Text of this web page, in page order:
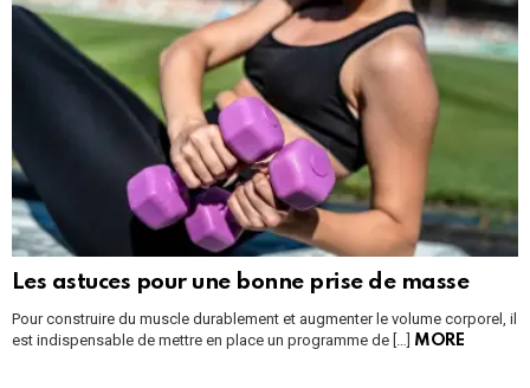
Les astuces pour une bonne prise de masse
Pour construire du muscle durablement et augmenter le volume corporel, il
est indispensable de mettre en place un programme de […] MORE